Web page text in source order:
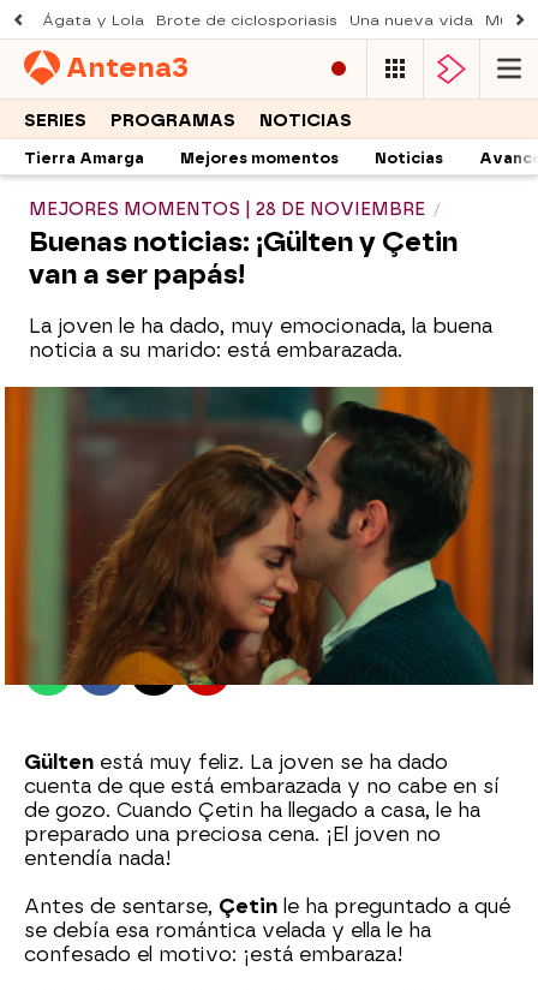
Ágata y Lola Brote de ciclosporiasis Una nueva vida
Antena3
SERIES PROGRAMAS NOTICIAS
Tierra Amarga Mejores momentos Noticias
MEJORES MOMENTOS | 28 DE NOVIEMBRE
Buenas noticias: ¡Gülten y Çetin
van a ser papás!
La joven le ha dado, muy emocionada, la buena
noticia a su marido: está embarazada.
Ana Bermejo Lillo
Madrid
Publicado: 28 de noviembre de 2022, 18:58
WhatsappFacebook
X Flipboard
Gülten está muy feliz. La joven se ha dado
cuenta de que está embarazada y no cabe en sí
de gozo. Cuando Çetin ha llegado a casa, le ha
preparado una preciosa cena. ¡El joven no
entendía nada!
Antes de sentarse, Çetin le ha preguntado a qué
se debía esa romántica velada y ella le ha
confesado el motivo: ¡está embaraza!